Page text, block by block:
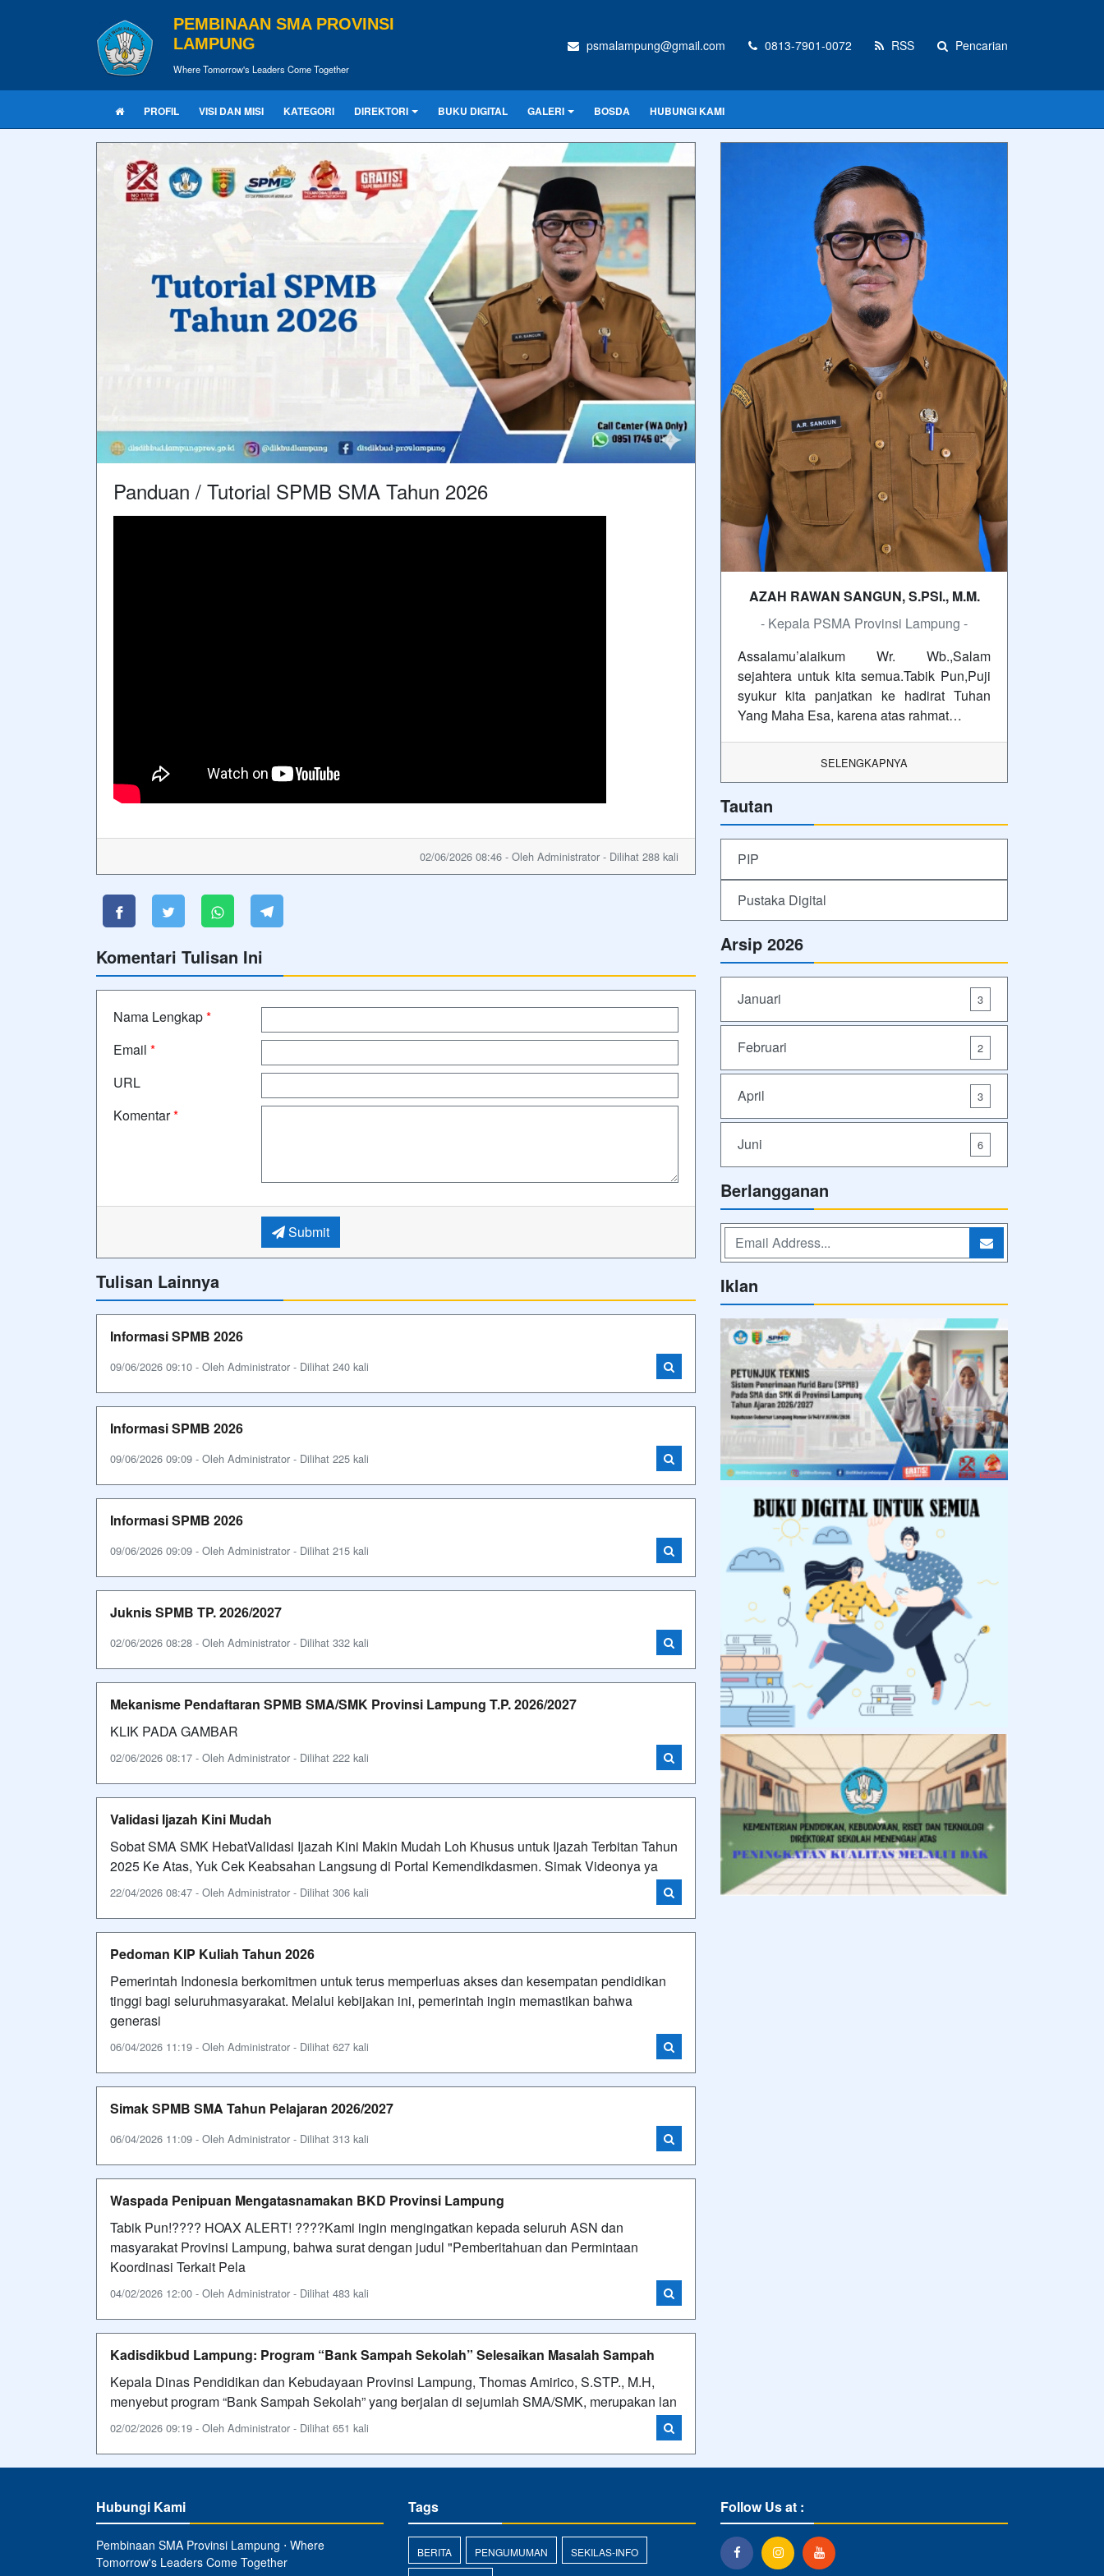
PEMBINAAN SMA PROVINSI
LAMPUNG
Where Tomorrow's Leaders Come Together
psmalampung@gmail.com 0813-7901-0072 RSS Pencarian
PROFIL VISI DAN MISI KATEGORI DIREKTORI BUKU DIGITAL GALERI BOSDA HUBUNGI KAMI
Panduan / Tutorial SPMB SMA Tahun 2026
02/06/2026 08:46 - Oleh Administrator - Dilihat 288 kali
Komentari Tulisan Ini
Nama Lengkap*
Email *
URL
Komentar*
Submit
Tulisan Lainnya
Informasi SPMB 2026
09/06/2026 09:10 - Oleh Administrator - Dilihat 240 kali
Informasi SPMB 2026
09/06/2026 09:09 - Oleh Administrator - Dilihat 225 kali
Informasi SPMB 2026
09/06/2026 09:09 - Oleh Administrator - Dilihat 215 kali
Juknis SPMB TP. 2026/2027
02/06/2026 08:28 - Oleh Administrator - Dilihat 332 kali
Mekanisme Pendaftaran SPMB SMA/SMK Provinsi Lampung T.P. 2026/2027
KLIK PADA GAMBAR
02/06/2026 08:17 - Oleh Administrator - Dilihat 222 kali
Validasi Ijazah Kini Mudah
Sobat SMA SMK HebatValidasi Ijazah Kini Makin Mudah Loh Khusus untuk Ijazah Terbitan Tahun
2025 Ke Atas, Yuk Cek Keabsahan Langsung di Portal Kemendikdasmen. Simak Videonya ya
22/04/2026 08:47 - Oleh Administrator - Dilihat 306 kali
Pedoman KIP Kuliah Tahun 2026
Pemerintah Indonesia berkomitmen untuk terus memperluas akses dan kesempatan pendidikan
tinggi bagi seluruhmasyarakat. Melalui kebijakan ini, pemerintah ingin memastikan bahwa
generasi
06/04/2026 11:19 - Oleh Administrator - Dilihat 627 kali
Simak SPMB SMA Tahun Pelajaran 2026/2027
06/04/2026 11:09 - Oleh Administrator - Dilihat 313 kali
Waspada Penipuan Mengatasnamakan BKD Provinsi Lampung
Tabik Pun!???? HOAX ALERT! ????Kami ingin mengingatkan kepada seluruh ASN dan
masyarakat Provinsi Lampung, bahwa surat dengan judul "Pemberitahuan dan Permintaan
Koordinasi Terkait Pela
04/02/2026 12:00 - Oleh Administrator - Dilihat 483 kali
Kadisdikbud Lampung: Program “Bank Sampah Sekolah” Selesaikan Masalah Sampah
Kepala Dinas Pendidikan dan Kebudayaan Provinsi Lampung, Thomas Amirico, S.STP., M.H,
menyebut program “Bank Sampah Sekolah” yang berjalan di sejumlah SMA/SMK, merupakan lan
02/02/2026 09:19 - Oleh Administrator - Dilihat 651 kali
AZAH RAWAN SANGUN, S.PSI., M.M.
- Kepala PSMA Provinsi Lampung -
Assalamu’alaikum Wr. Wb.,Salam
sejahtera untuk kita semua.Tabik Pun,Puji
syukur kita panjatkan ke hadirat Tuhan
Yang Maha Esa, karena atas rahmat…
SELENGKAPNYA
Tautan
PIP
Pustaka Digital
Arsip 2026
Januari 3
Februari 2
April 3
Juni 6
Berlangganan
Iklan
Hubungi Kami
Pembinaan SMA Provinsi Lampung ⋅ Where
Tomorrow's Leaders Come Together
Tags
BERITA PENGUMUMAN SEKILAS-INFO
Follow Us at :